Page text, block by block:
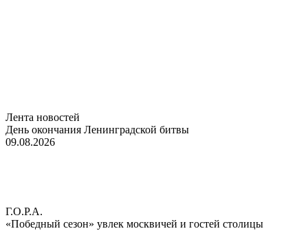
Лента новостей
День окончания Ленинградской битвы
09.08.2026
Г.О.Р.А.
«Победный сезон» увлек москвичей и гостей столицы